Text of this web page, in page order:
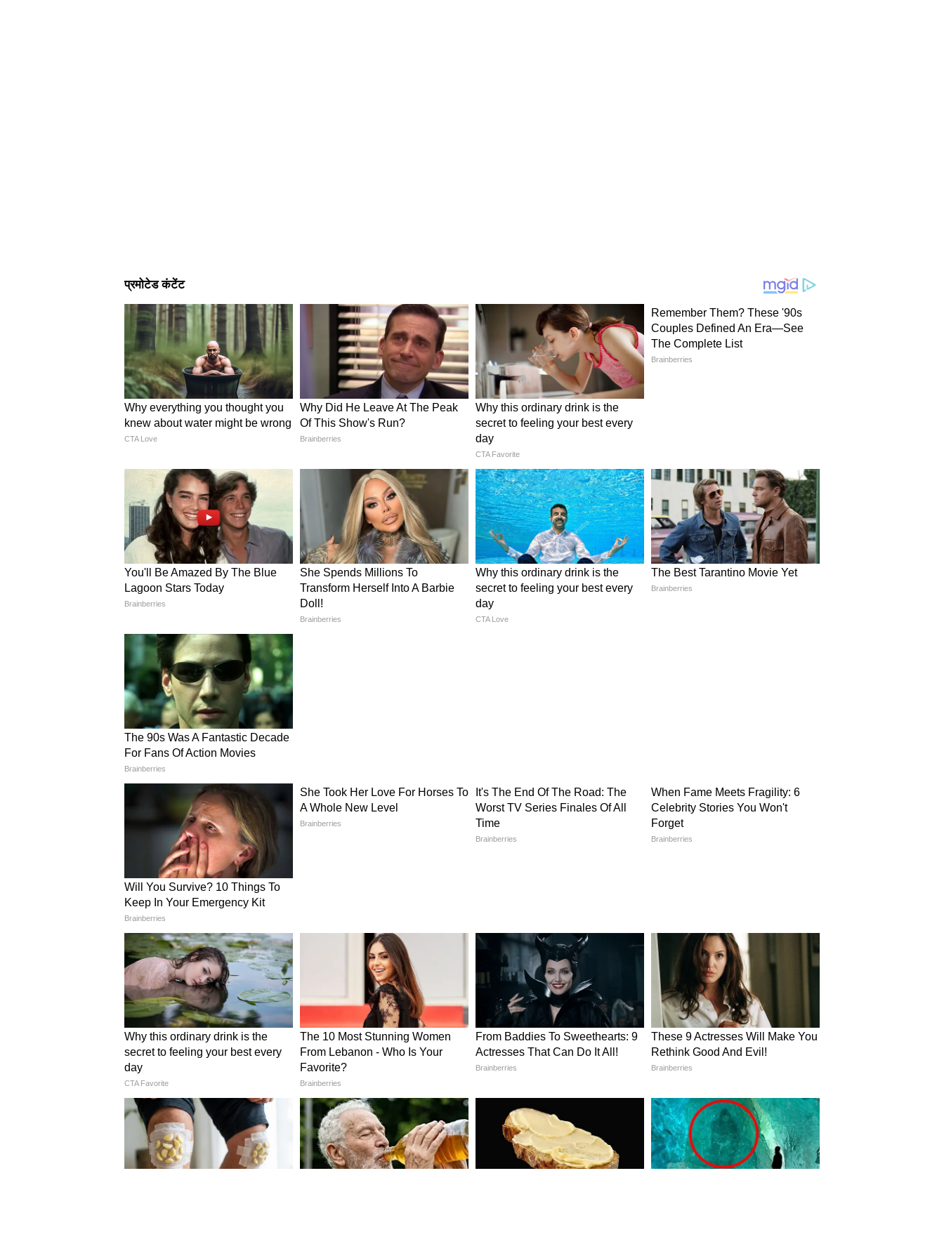
प्राकृतिक गुण त्वचा को ठंडक देने में मदद करते हैं। किसी भी घरेलू उपाय का इस्तेमाल करने से पहले
बच्चे की त्वचा पर थोड़ी मात्रा में परीक्षण करना बेहतर रहता है।
बच्चों के लिए कैसा रखें कमरे का तापमान?
बच्चों को बहुत गर्म और बंद कमरे में रखने से पसीना अधिक आता है, जिससे घमौरी बढ़ सकती है।
इसलिए कमरे को हवादार रखें या जरूरत पड़ने पर पंखे और कूलर का इस्तेमाल करें। यदि बच्चा छह
महीने से बड़ा है, तो डॉक्टर की सलाह के अनुसार पर्याप्त पानी और अन्य तरल पदार्थ दें। वहीं, छोटे
शिशुओं को समय-समय पर स्तनपान कराते रहें, ताकि उनके शरीर में पानी की कमी न हो।
फूड पॉइजनिंग से बचना है, तो किचन की इन 4 चीजों को कभी न छोड़ें गंदा
कब लें डॉक्टर की सलाह?
अगर घमौरी के दानों में पस भरने लगे, तेज बुखार आए, त्वचा में सूजन बढ़ जाए या बच्चा लगातार
असहज महसूस करे, तो घरेलू उपायों पर निर्भर रहने के बजाय तुरंत डॉक्टर से संपर्क करें। बिना
डॉक्टर की सलाह के कोई भी मेडिकेटेड क्रीम, पाउडर या दवा बच्चे की त्वचा पर न लगाएं। सही
देखभाल, साफ-सफाई और हल्के घरेलू उपाय अपनाकर अधिकांश मामलों में घमौरी से राहत मिल
सकती है और बच्चे की त्वचा स्वस्थ बनी रहती है।